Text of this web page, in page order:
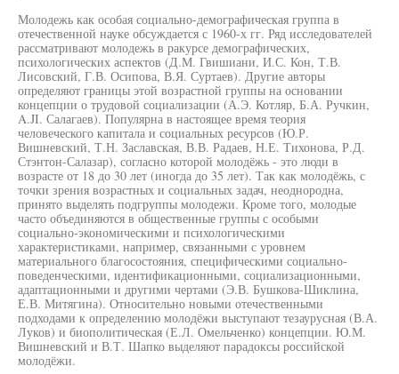
Молодежь как особая социально-демографическая группа в
отечественной науке обсуждается с 1960-х гг. Ряд исследователей
рассматривают молодежь в ракурсе демографических,
психологических аспектов (Д.М. Гвишиани, И.С. Кон, Т.В.
Лисовский, Г.В. Осипова, В.Я. Суртаев). Другие авторы
определяют границы этой возрастной группы на основании
концепции о трудовой социализации (А.Э. Котляр, Б.А. Ручкин,
A.JI. Салагаев). Популярна в настоящее время теория
человеческого капитала и социальных ресурсов (Ю.Р.
Вишневский, Т.Н. Заславская, В.В. Радаев, Н.Е. Тихонова, Р.Д.
Стэнтон-Салазар), согласно которой молодёжь - это люди в
возрасте от 18 до 30 лет (иногда до 35 лет). Так как молодёжь, с
точки зрения возрастных и социальных задач, неоднородна,
принято выделять подгруппы молодежи. Кроме того, молодые
часто объединяются в общественные группы с особыми
социально-экономическими и психологическими
характеристиками, например, связанными с уровнем
материального благосостояния, специфическими социально-
поведенческими, идентификационными, социализационными,
адаптационными и другими чертами (Э.В. Бушкова-Шиклина,
Е.В. Митягина). Относительно новыми отечественными
подходами к определению молодёжи выступают тезаурусная (В.А.
Луков) и биополитическая (Е.Л. Омельченко) концепции. Ю.М.
Вишневский и В.Т. Шапко выделяют парадоксы российской
молодёжи.